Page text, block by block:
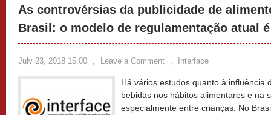
As controvérsias da publicidade de
Brasil: o modelo de regulamentação atual
July 23, 2018 15:00 , Leave a Comment , Interface
Há vários estudos quanto à influência
bebidas nos hábitos alimentares e na
especialmente entre crianças. No